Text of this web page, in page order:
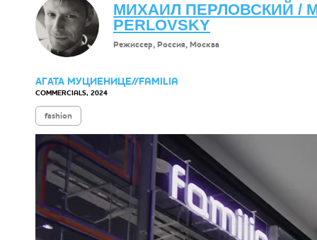
МИХАИЛ ПЕРЛОВСКИЙ /
PERLOVSKY
Режиссер, Россия, Москва
АГАТА МУЦИЕНИЦЕ//FAMILIA
COMMERCIALS, 2024
fashion